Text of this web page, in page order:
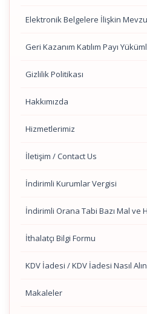
Elektronik Belgelere İlişkin
Geri Kazanım Katılım Payı
Gizlilik Politikası
Hakkımızda
Hizmetlerimiz
İletişim / Contact Us
İndirimli Kurumlar Vergisi
İndirimli Orana Tabi Bazı Mal ve
İthalatçı Bilgi Formu
KDV İadesi / KDV İadesi Nasıl
Makaleler